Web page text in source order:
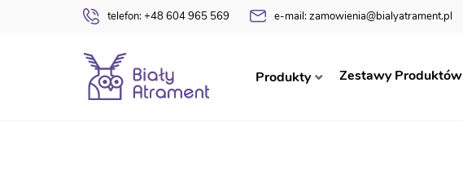
telefon: +48 604 965 569 e-mail: zamowienia@bialyatrament.pl
Produkty Zestawy Produktów
Strona główna